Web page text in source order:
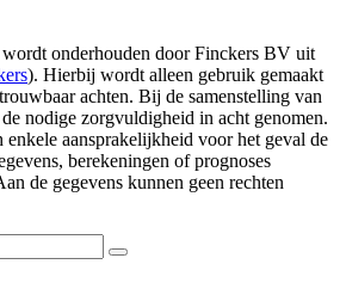
wordt onderhouden door Finckers BV uit
). Hierbij wordt alleen gebruik gemaakt
achten. Bij de samenstelling van
nodige zorgvuldigheid in acht genomen.
enkele aansprakelijkheid voor het geval de
berekeningen of prognoses
de gegevens kunnen geen rechten